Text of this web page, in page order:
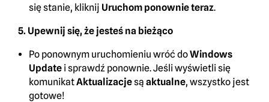
się stanie, kliknij Uruchom ponownie teraz.
5. Upewnij się, że jesteś na bieżąco
Po ponownym uruchomieniu wróć doWindows
Update i sprawdź ponownie. Jeśli wyświetli się
komunikatAktualizacjesą aktualne, wszystko jest
gotowe!